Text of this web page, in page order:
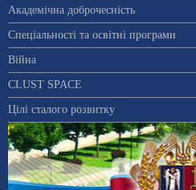
Академічна доброчесність
Спеціальності та освітні програми
Війна
CLUST SPACE
Цілі сталого розвитку